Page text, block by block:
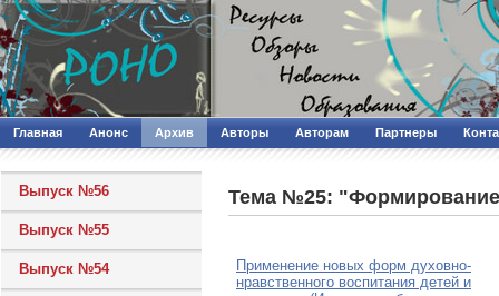
Главная Анонс Архив Авторы Авторам Партнеры
Выпуск №56
Выпуск №55
Выпуск №54
Тема №25: "Формирование
Применение новых форм духовно-
нравственного воспитания детей и